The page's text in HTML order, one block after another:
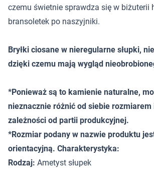
czemu świetnie sprawdza się w biżuterii
bransoletek po naszyjniki.
Bryłki ciosane w nieregularne słupki,
dzięki czemu mają wygląd
*Ponieważ są to kamienie naturalne,
nieznacznie różnić od siebie
zależności od partii produkcyjnej.
*Rozmiar podany w nazwie produktu
orientacyjną. Charakterystyka:
Rodzaj: Ametyst słupek